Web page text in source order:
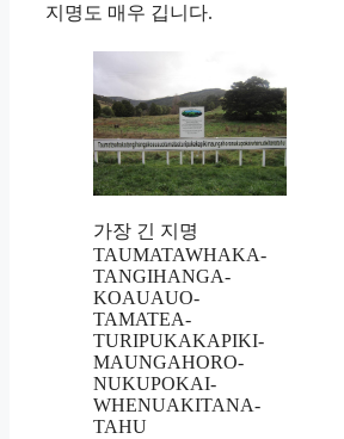
지명도 매우 깁니다.
가장 긴 지명
TAUMATA­WHAKA­
TANGI­HANGA­
KOAUAU­O­
TAMATEA­
TURIPUKAKA­PIKI­
MAUNGA­HORO­
NUKU­POKAI­
WHENUA­KITANA­
TAHU